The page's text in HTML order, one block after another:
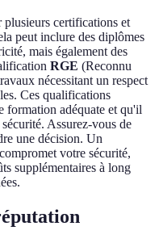
certifications et
peut inclure des diplômes
mais également des
RGE (Reconnu
nécessitant un respect
Ces qualifications
formation adéquate et qu'il
Assurez-vous de
une décision. Un
votre sécurité,
supplémentaires à long